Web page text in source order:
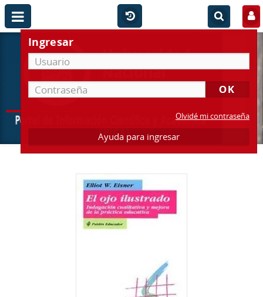
Ingresar
Olvidé mi contraseña
Ayuda para ingresar